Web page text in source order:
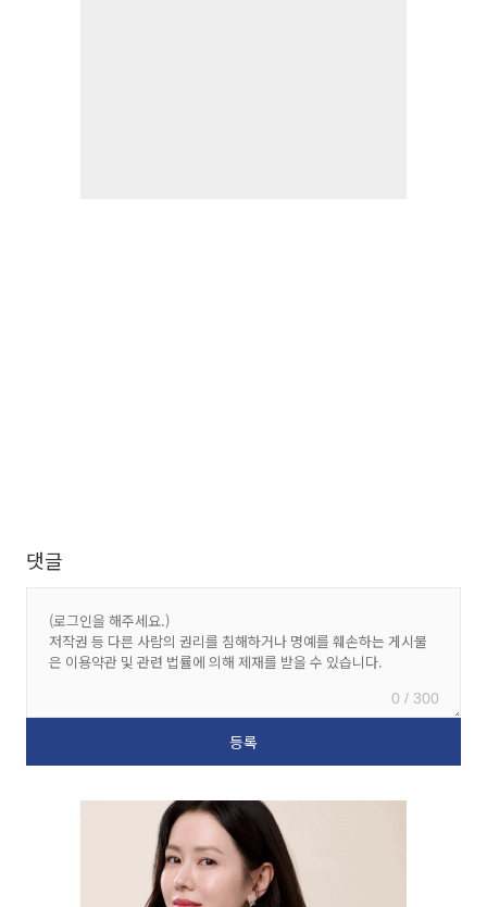
댓글
0 / 300